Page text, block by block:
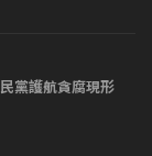
黨護航貪腐現形